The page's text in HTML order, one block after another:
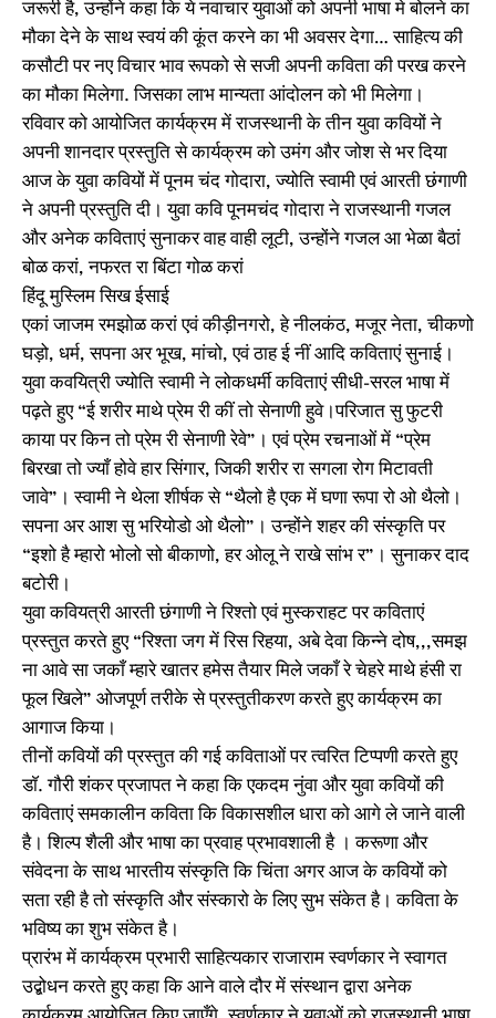
जरूरी है, उन्होंने कहा कि ये नवाचार युवाओं को अपनी भाषा मे बोलने का
मौका देने के साथ स्वयं की कूंत करने का भी अवसर देगा… साहित्य की
कसौटी पर नए विचार भाव रूपको से सजी अपनी कविता की परख करने
का मौका मिलेगा. जिसका लाभ मान्यता आंदोलन को भी मिलेगा।
रविवार को आयोजित कार्यक्रम में राजस्थानी के तीन युवा कवियों ने
अपनी शानदार प्रस्तुति से कार्यक्रम को उमंग और जोश से भर दिया
आज के युवा कवियों में पूनम चंद गोदारा, ज्योति स्वामी एवं आरती छंगाणी
ने अपनी प्रस्तुति दी। युवा कवि पूनमचंद गोदारा ने राजस्थानी गजल
और अनेक कविताएं सुनाकर वाह वाही लूटी, उन्होंने गजल आ भेळा बैठां
बोळ करां, नफरत रा बिंटा गोळ करां
हिंदू मुस्लिम सिख ईसाई
एकां जाजम रमझोळ करां एवं कीड़ीनगरो, हे नीलकंठ, मजूर नेता, चीकणो
घड़ो, धर्म, सपना अर भूख, मांचो, एवं ठाह ई नीं आदि कविताएं सुनाई।
युवा कवयित्री ज्योति स्वामी ने लोकधर्मी कविताएं सीधी-सरल भाषा में
पढ़ते हुए “ई शरीर माथे प्रेम री कीं तो सेनाणी हुवे।परिजात सु फुटरी
काया पर किन तो प्रेम री सेनाणी रेवे”। एवं प्रेम रचनाओं में “प्रेम
बिरखा तो ज्याँ होवे हार सिंगार, जिकी शरीर रा सगला रोग मिटावती
जावे”। स्वामी ने थेला शीर्षक से “थैलो है एक में घणा रूपा रो ओ थैलो।
सपना अर आश सु भरियोडो ओ थैलो”। उन्होंने शहर की संस्कृति पर
“इशो है म्हारो भोलो सो बीकाणो, हर ओलू ने राखे सांभ र”। सुनाकर दाद
बटोरी।
युवा कवियत्री आरती छंगाणी ने रिश्तो एवं मुस्कराहट पर कविताएं
प्रस्तुत करते हुए “रिश्ता जग में रिस रिहया, अबे देवा किन्ने दोष,,,समझ
ना आवे सा जकाँ म्हारे खातर हमेस तैयार मिले जकाँ रे चेहरे माथे हंसी रा
फूल खिले” ओजपूर्ण तरीके से प्रस्तुतीकरण करते हुए कार्यक्रम का
आगाज किया।
तीनों कवियों की प्रस्तुत की गई कविताओं पर त्वरित टिप्पणी करते हुए
डाॅ. गौरी शंकर प्रजापत ने कहा कि एकदम नुंवा और युवा कवियों की
कविताएं समकालीन कविता कि विकासशील धारा को आगे ले जाने वाली
है। शिल्प शैली और भाषा का प्रवाह प्रभावशाली है । करूणा और
संवेदना के साथ भारतीय संस्कृति कि चिंता अगर आज के कवियों को
सता रही है तो संस्कृति और संस्कारो के लिए सुभ संकेत है। कविता के
भविष्य का शुभ संकेत है।
प्रारंभ में कार्यक्रम प्रभारी साहित्यकार राजाराम स्वर्णकार ने स्वागत
उद्बोधन करते हुए कहा कि आने वाले दौर में संस्थान द्वारा अनेक